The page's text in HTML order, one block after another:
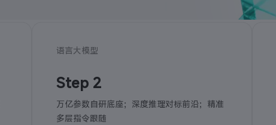
语言大模型
Step 2
万亿参数自研底座；深度推理对标前沿；精准
多层指令跟随